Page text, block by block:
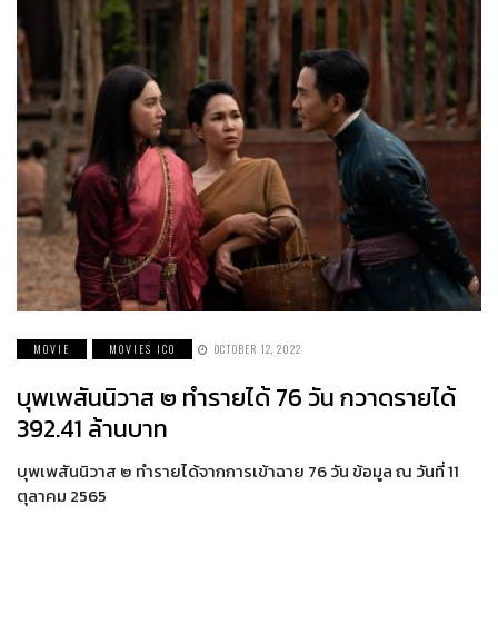
MOVIE MOVIES ICO OCTOBER 12, 2022
บุพเพสันนิวาส ๒ ทำรายได้ 76 วัน กวาดรายได้
392.41 ล้านบาท
บุพเพสันนิวาส ๒ ทำรายได้จากการเข้าฉาย 76 วัน ข้อมูล ณ วันที่ 11
ตุลาคม 2565